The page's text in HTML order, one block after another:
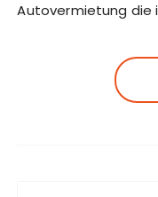
Autovermietung die